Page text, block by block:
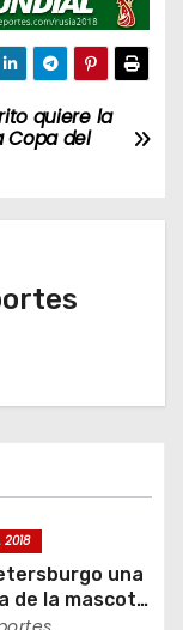
quiere la
Copa del
2018
una
de la mascota